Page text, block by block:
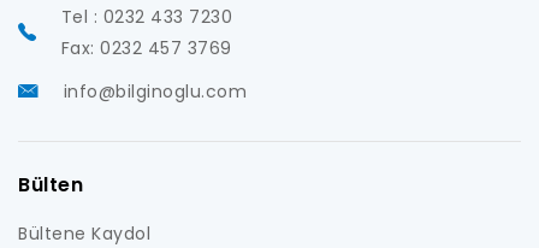
Tel : 0232 433 7230
Fax: 0232 457 3769
info@bilginoglu.com
Bülten
Bültene Kaydol